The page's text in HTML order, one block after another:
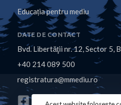
Educația pentru mediu
DATE DE CONTACT
Bvd. Libertăţii nr. 12, Sector 5,
+40 214 089 500
registratura@mmediu.ro